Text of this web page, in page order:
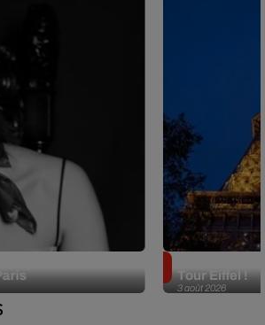
3 août 2026
Tour Eiffel !